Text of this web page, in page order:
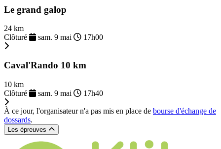
Le grand galop
24 km
Clôturé
sam. 9 mai 17h00
Caval'Rando 10 km
10 km
Clôturé
sam. 9 mai 17h40
À ce jour, l'organisateur n'a pas mis en place de bourse d'échange de
dossards.
Les épreuves